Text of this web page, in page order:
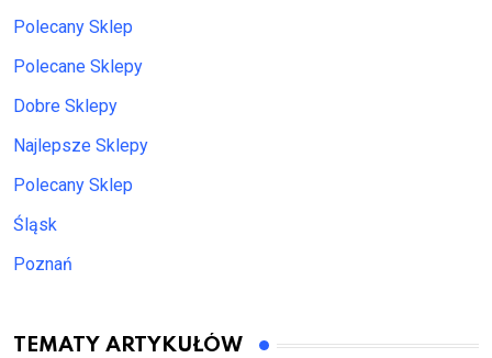
Polecany Sklep
Polecane Sklepy
Dobre Sklepy
Najlepsze Sklepy
Polecany Sklep
Śląsk
Poznań
TEMATY ARTYKUŁÓW